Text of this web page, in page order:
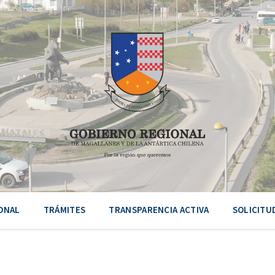
TRÁMITES TRANSPARENCIA ACTIVA